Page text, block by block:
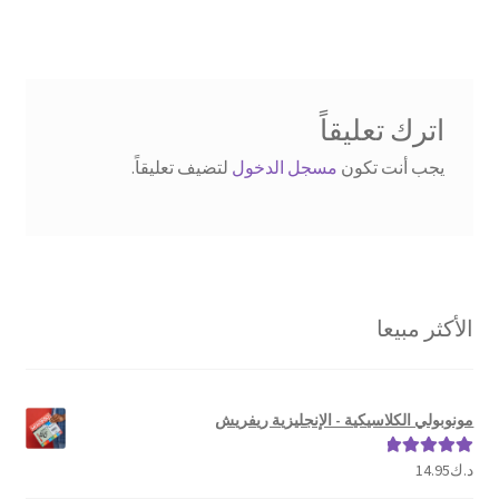
اترك تعليقاً
يجب أنت تكون مسجل الدخول لتضيف تعليقاً.
الأكثر مبيعا
مونوبولي الكلاسيكية - الإنجليزية ريفريش
تم التقييم
د.ك14.95